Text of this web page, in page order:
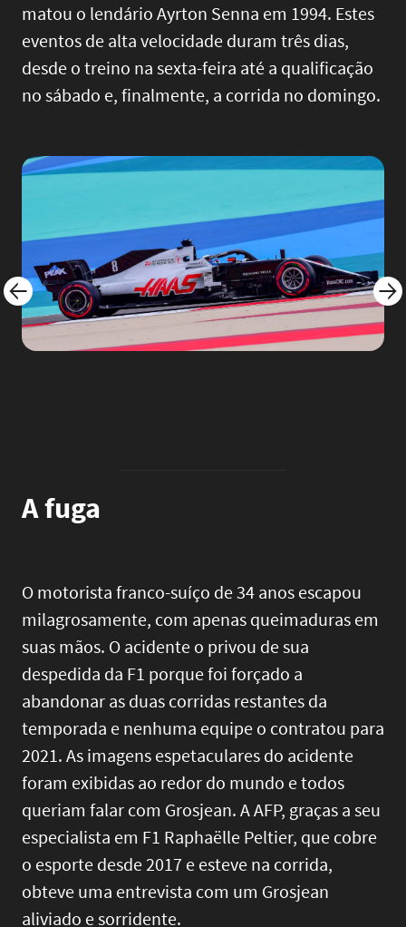
matou o lendário Ayrton Senna em 1994. Estes
eventos de alta velocidade duram três dias,
desde o treino na sexta-feira até a qualificação
no sábado e, finalmente, a corrida no domingo.
Image
A fuga
O motorista franco-suíço de 34 anos escapou
milagrosamente, com apenas queimaduras em
suas mãos. O acidente o privou de sua
despedida da F1 porque foi forçado a
abandonar as duas corridas restantes da
temporada e nenhuma equipe o contratou para
2021. As imagens espetaculares do acidente
foram exibidas ao redor do mundo e todos
queriam falar com Grosjean. A AFP, graças a seu
especialista em F1 Raphaëlle Peltier, que cobre
o esporte desde 2017 e esteve na corrida,
obteve uma entrevista com um Grosjean
aliviado e sorridente.